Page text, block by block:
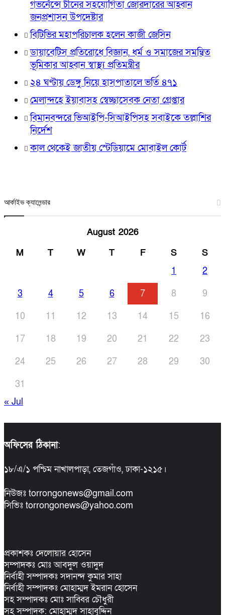
গভর্নেন্সে চীনের সহযোগিতা জোরদারের আহ্বান
জনপ্রশাসন উপদেষ্টার
বিটিভির মহাপরিচালক হলেন কাজী জেসিন
ডায়াবেটিস প্রতিরোধে বিজ্ঞান, ধর্ম ও সমাজের সমন্বিত
ভূমিকার আহ্বান স্বাস্থ্য প্রতিমন্ত্রীর
২৪ ঘণ্টায় ডেঙ্গু নিয়ে হাসপাতালে ভর্তি ৪৭১
মেলান্দহে ইয়াবাসহ স্বেচ্ছাসেবক নেতা গ্রেপ্তার
বিমানবন্দরে ভিআইপি-সিআইপিসহ সবাইকে তল্লাশির
নির্দেশ
কাল থেকেই জাতীয় স্টেডিয়ামে মোবাইল কোর্ট
আর্কাইভ ক্যালেন্ডার
August 2026
M
T W T F S
S
1
2
3
4 5 6 7 8
9
10
11 12 13 14 15
16
17
18 19 20 21 22
23
24
25 26 27 28 29
30
31
« Jul
অফিসের ঠিকানা:
১৮/এ/১ পশ্চিম নাখালপাড়া, তেজগাঁও, ঢাকা-১২১৫।
নিউজঃ torrongonews@gmail.com
সিভিঃ torrongonews@yahoo.com
প্রকাশকঃ দেলোয়ার হোসেন
সম্পাদকঃ মোঃ আবদুল ওয়াদুদ
নির্বাহী সম্পাদকঃ সদানন্দ কুমার সাহা
নির্বাহী সম্পাদকঃ মোহাম্মদ ইমরান হোসেন
সহ সম্পাদকঃ মোঃ সাব্বির চৌধুরী
সহ সম্পাদক: মোহাম্মদ সাহাবুদ্দিন